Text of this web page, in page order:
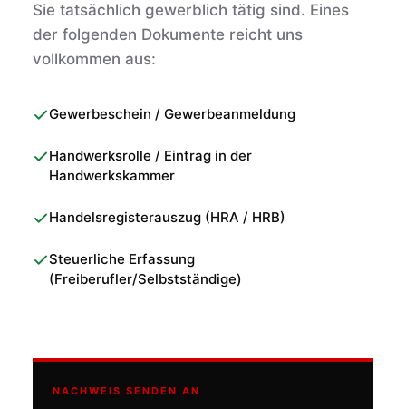
Sie tatsächlich gewerblich tätig sind. Eines
der folgenden Dokumente reicht uns
vollkommen aus:
Gewerbeschein / Gewerbeanmeldung
Handwerksrolle / Eintrag in der
Handwerkskammer
Handelsregisterauszug (HRA / HRB)
Steuerliche Erfassung
(Freiberufler/Selbstständige)
NACHWEIS SENDEN AN